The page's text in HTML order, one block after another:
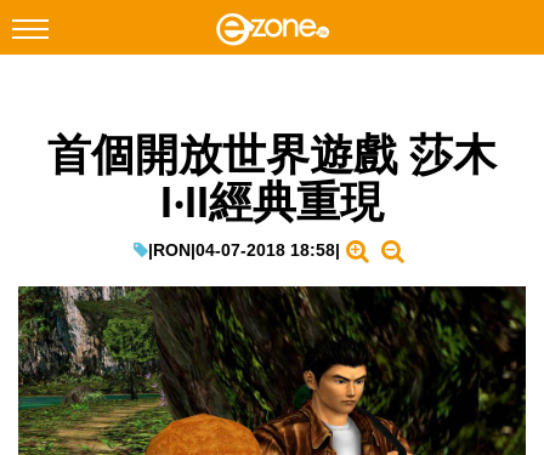
Facebook Instagram
遊戲動漫
教學評測
EduTech
IT Times
首個開放世界遊戲 莎木
I‧II經典重現
|RON|04-07-2018 18:58|